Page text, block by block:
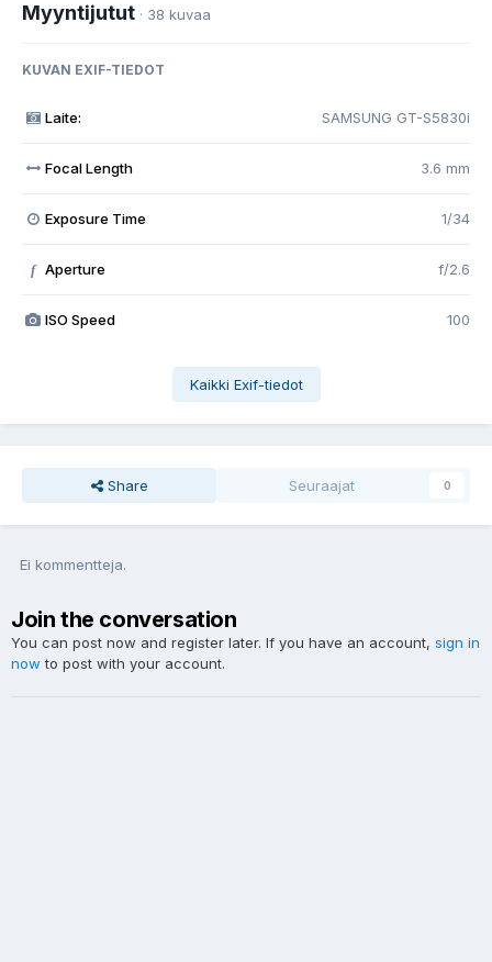
Myyntijutut · 38 kuvaa
KUVAN EXIF-TIEDOT
Laite: SAMSUNG GT-S5830i
Focal Length 3.6 mm
Exposure Time 1/34
f Aperture f/2.6
ISO Speed 100
Kaikki Exif-tiedot
Share Seuraajat 0
Ei kommentteja.
Join the conversation
You can post now and register later. If you have an account, sign in
now to post with your account.